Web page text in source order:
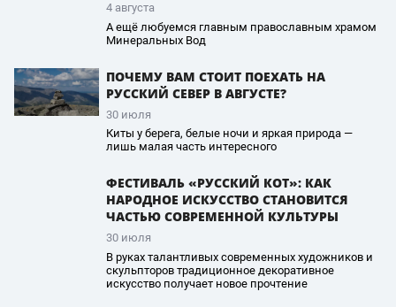
4 августа
А ещё любуемся главным православным храмом
Минеральных Вод
ПОЧЕМУ ВАМ СТОИТ ПОЕХАТЬ НА
РУССКИЙ СЕВЕР В АВГУСТЕ?
30 июля
Киты у берега, белые ночи и яркая природа —
лишь малая часть интересного
ФЕСТИВАЛЬ «РУССКИЙ КОТ»: КАК
НАРОДНОЕ ИСКУССТВО СТАНОВИТСЯ
ЧАСТЬЮ СОВРЕМЕННОЙ КУЛЬТУРЫ
30 июля
В руках талантливых современных художников и
скульпторов традиционное декоративное
искусство получает новое прочтение